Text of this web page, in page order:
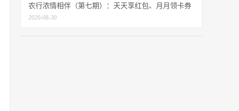
农行浓情相伴（第七期）：天天享红包、月月领卡券
2020-08-30